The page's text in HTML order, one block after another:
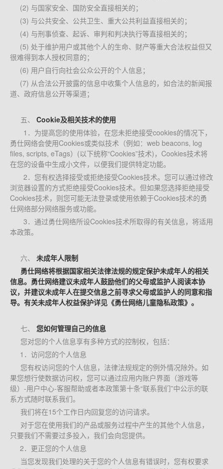
(2) 与国家安全、国防安全直接相关的；
(3) 与公共安全、公共卫生、重大公共利益直接相关的；
(4) 与刑事侦查、起诉、审判和判决执行等直接相关的；
(5) 处于维护用户或其他个人的生命、财产等重大合法权益但又
很难得到本人授权同意的；
(6) 用户自行向社会公众公开的个人信息；
(7) 从合法公开披露的信息中收集个人信息的，如合法的新闻报
道、政府信息公开等渠道；
五、
Cookie及相关技术的使用
1．为提高您的使用体验，在您未拒绝接受cookies的情况下，
勇仕网络会使用Cookies或类似技术（例如：web beacons, log
files, scripts, eTags）(以下统称“Cookies”技术)，Cookies技术将
在您的设备中生成小文件，以便我们提供特定功能。
2．您有权选择接受或拒绝接受Cookies技术。您可以通过修改
浏览器设置的方式拒绝接受Cookies技术。但如果您选择拒绝接受
Cookies技术，则您可能无法登录或使用依赖于Cookies技术的勇
仕网络部分网络服务或功能。
3．通过勇仕网络所设Cookies技术所取得的有关信息，将适用
本政策。
六、
未成年人限制
勇仕网络将根据国家相关法律法规的规定保护未成年人的相关
信息。勇仕网络建议未成年人鼓励他们的父母或监护人阅读本协
议，并建议未成年人在提交信息之前寻求父母或监护人的同意和指
导。有关未成年人权益保护详见《勇仕网络儿童隐私政策》。
七、
您如何管理自己的信息
您对您的个人信息享有多种方式的控制权，包括：
1．访问您的个人信息
您有权访问您的个人信息，法律法规规定的例外情况除外。如
果您想行使数据访问权，您可以通过应用内账户界面（游戏等
级）-用户中心-客服帮助或者本政策第十条“联系我们”中公示的联
系方式随时联系我们。
我们将在15个工作日内回复您的访问请求。
对于您在使用我们的产品或服务过程中产生的其他个人信息，
只要我们不需要过多投入，我们会向您提供。
2．更正您的个人信息
当您发现我们处理的关于您的个人信息有错误时，您有权要求